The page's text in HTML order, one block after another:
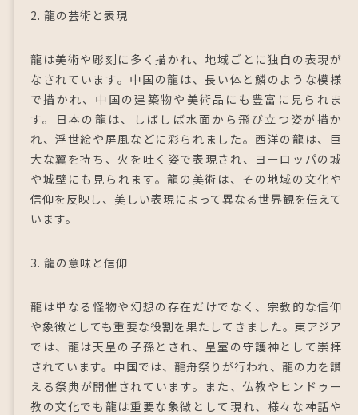
2. 龍の芸術と表現
龍は美術や彫刻に多く描かれ、地域ごとに独自の表現が
なされています。中国の龍は、長い体と鱗のような模様
で描かれ、中国の建築物や美術品にも豊富に見られま
す。日本の龍は、しばしば水面から飛び立つ姿が描か
れ、浮世絵や屏風などに彩られました。西洋の龍は、巨
大な翼を持ち、火を吐く姿で表現され、ヨーロッパの城
や城壁にも見られます。龍の美術は、その地域の文化や
信仰を反映し、美しい表現によって異なる世界観を伝えて
います。
3. 龍の意味と信仰
龍は単なる怪物や幻想の存在だけでなく、宗教的な信仰
や象徴としても重要な役割を果たしてきました。東アジア
では、龍は天皇の子孫とされ、皇室の守護神として崇拝
されています。中国では、龍舟祭りが行われ、龍の力を讃
える祭典が開催されています。また、仏教やヒンドゥー
教の文化でも龍は重要な象徴として現れ、様々な神話や